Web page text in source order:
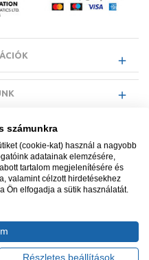
nyilvántartási száma NAIH-
számunkra
(cookie-kat) használ a nagyobb
adatainak elemzésére,
tartalom megjelenítésére és
valamint célzott hirdetésekhez
Ön elfogadja a sütik használatát.
Részletes beállítások